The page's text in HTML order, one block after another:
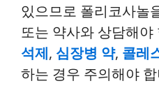
있으므로 폴리코사놀
또는 약사와 상담해야
석제, 심장병 약, 콜레
하는 경우 주의해야